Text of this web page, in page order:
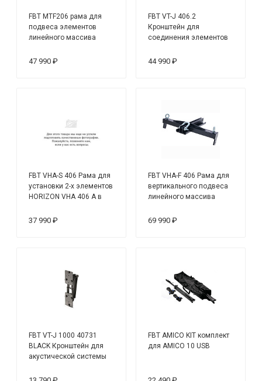
FBT MTF206 рама для
подвеса элементов
линейного массива
47 990 ₽
FBT VT-J 406.2
Кронштейн для
соединения элементов
406.2A/CLA206A
44 990 ₽
FBT VHA-S 406 Рама для
установки 2-х элементов
HORIZON VHA 406 A в
37 990 ₽
FBT VHA-F 406 Рама для
вертикального подвеса
линейного массива
69 990 ₽
FBT VT-J 1000 40731
BLACK Кронштейн для
акустической системы
FBT AMICO KIT комплект
для AMICO 10 USB